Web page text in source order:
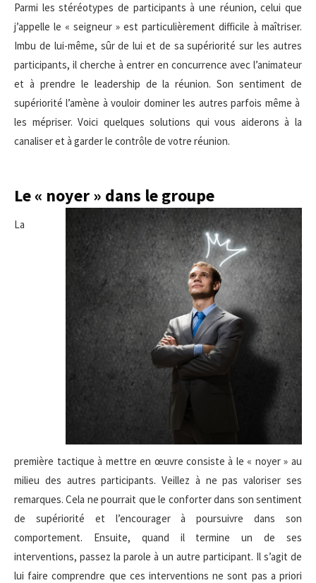
Parmi les stéréotypes de participants à une réunion, celui que
j’appelle le « seigneur » est particulièrement difficile à maîtriser.
Imbu de lui-même, sûr de lui et de sa supériorité sur les autres
participants, il cherche à entrer en concurrence avec l’animateur
et à prendre le leadership de la réunion. Son sentiment de
supériorité l’amène à vouloir dominer les autres parfois même à
les mépriser. Voici quelques solutions qui vous aiderons à la
canaliser et à garder le contrôle de votre réunion.
Le « noyer » dans le groupe
La
première tactique à mettre en œuvre consiste à le « noyer » au
milieu des autres participants. Veillez à ne pas valoriser ses
remarques. Cela ne pourrait que le conforter dans son sentiment
de supériorité et l’encourager à poursuivre dans son
comportement. Ensuite, quand il termine un de ses
interventions, passez la parole à un autre participant. Il s’agit de
lui faire comprendre que ces interventions ne sont pas a priori